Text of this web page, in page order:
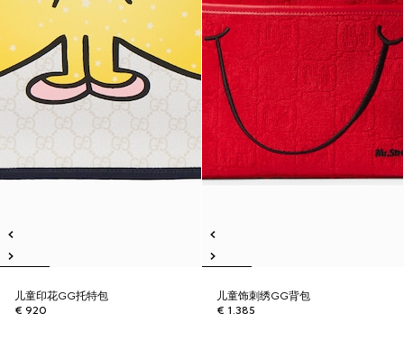
儿童印花GG托特包
€ 920
儿童饰刺绣GG背包
€ 1.385